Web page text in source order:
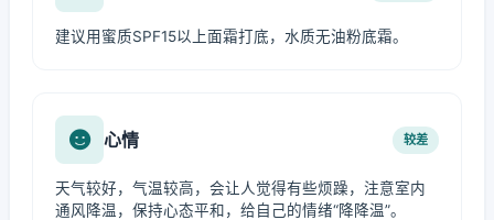
建议用蜜质SPF15以上面霜打底，水质无油粉底霜。
心情 较差
天气较好，气温较高，会让人觉得有些烦躁，注意室内
通风降温，保持心态平和，给自己的情绪“降降温”。